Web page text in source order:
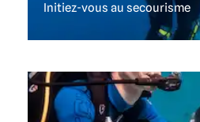
Initiez-vous au secourisme